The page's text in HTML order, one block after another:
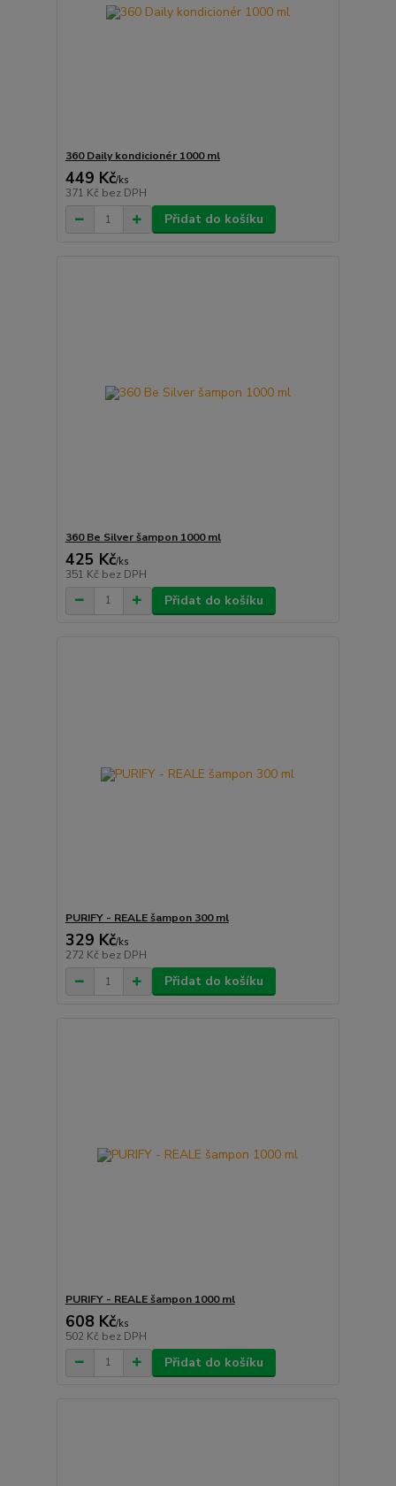
360 Daily kondicionér 1000 ml
449 Kč/ks
371 Kč bez DPH
Přidat do košíku
360 Be Silver šampon 1000 ml
425 Kč/ks
351 Kč bez DPH
Přidat do košíku
PURIFY - REALE šampon 300 ml
329 Kč/ks
272 Kč bez DPH
Přidat do košíku
PURIFY - REALE šampon 1000 ml
608 Kč/ks
502 Kč bez DPH
Přidat do košíku